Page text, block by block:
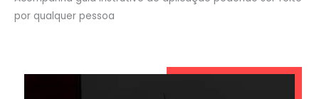
por qualquer pessoa